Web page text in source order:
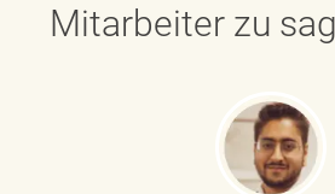
Mitarbeiter zu